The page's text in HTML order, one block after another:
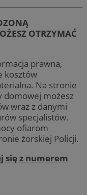
OTRZYMAĆ
prawna,
kosztów
Na stronie
domowej możesz
wraz z danymi
specjalistów.
ofiarom
żorskiej Policji.
się z numerem